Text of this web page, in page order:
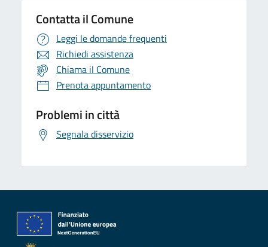
Contatta il Comune
Leggi le domande frequenti
Richiedi assistenza
Chiama il Comune
Prenota appuntamento
Problemi in città
Segnala disservizio